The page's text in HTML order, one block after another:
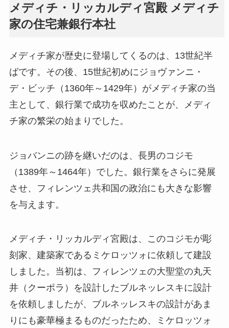
メディチ・リッカルディ宮殿 メディチ
家の住宅兼銀行本社
メディチ家が歴史に登場してくるのは、13世紀半
ばです。その後、15世紀初めにジョヴァンニ・
デ・ビッチ（1360年～1429年）がメディチ家の当
主として、銀行業で成功を収めたことが、メディ
チ家の繁栄の始まりでした。
ジョバンニの跡を継いだのは、長男のコジモ
（1389年～1464年）でした。銀行業をさらに発展
させ、フィレンツェ共和国の政治にも大きな影響
を与えます。
メディチ・リッカルディ宮殿は、このコジモが彫
刻家、建築家であるミケロッツォに依頼して建設
しました。当初は、フィレンツェの大聖堂の丸天
井（クーポラ）を設計したブルネッレスキに設計
を依頼しましたが、ブルネッレスキの設計があま
りにも豪華極まるものだったため、ミケロッツォ